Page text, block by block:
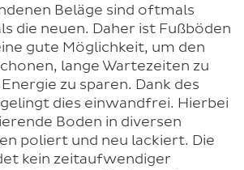
Beläge sind oftmals
die neuen. Daher ist Fußböden
gute Möglichkeit, um den
lange Wartezeiten zu
zu sparen. Dank des
dies einwandfrei. Hierbei
Boden in diversen
poliert und neu lackiert. Die
kein zeitaufwendiger